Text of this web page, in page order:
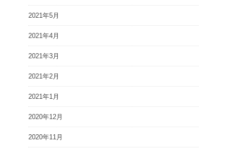
2021年5月
2021年4月
2021年3月
2021年2月
2021年1月
2020年12月
2020年11月